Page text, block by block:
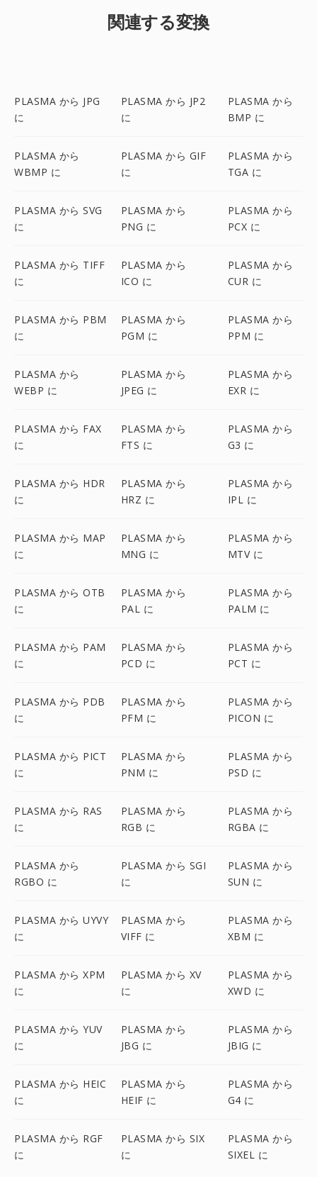
関連する変換
PLASMA から JPG
に
PLASMA から JP2
に
PLASMA から
BMP に
PLASMA から
WBMP に
PLASMA から GIF
に
PLASMA から
TGA に
PLASMA から SVG
に
PLASMA から
PNG に
PLASMA から
PCX に
PLASMA から TIFF
に
PLASMA から
ICO に
PLASMA から
CUR に
PLASMA から PBM
に
PLASMA から
PGM に
PLASMA から
PPM に
PLASMA から
WEBP に
PLASMA から
JPEG に
PLASMA から
EXR に
PLASMA から FAX
に
PLASMA から
FTS に
PLASMA から
G3 に
PLASMA から HDR
に
PLASMA から
HRZ に
PLASMA から
IPL に
PLASMA から MAP
に
PLASMA から
MNG に
PLASMA から
MTV に
PLASMA から OTB
に
PLASMA から
PAL に
PLASMA から
PALM に
PLASMA から PAM
に
PLASMA から
PCD に
PLASMA から
PCT に
PLASMA から PDB
に
PLASMA から
PFM に
PLASMA から
PICON に
PLASMA から PICT
に
PLASMA から
PNM に
PLASMA から
PSD に
PLASMA から RAS
に
PLASMA から
RGB に
PLASMA から
RGBA に
PLASMA から
RGBO に
PLASMA から SGI
に
PLASMA から
SUN に
PLASMA から UYVY
に
PLASMA から
VIFF に
PLASMA から
XBM に
PLASMA から XPM
に
PLASMA から XV
に
PLASMA から
XWD に
PLASMA から YUV
に
PLASMA から
JBG に
PLASMA から
JBIG に
PLASMA から HEIC
に
PLASMA から
HEIF に
PLASMA から
G4 に
PLASMA から RGF
に
PLASMA から SIX
に
PLASMA から
SIXEL に